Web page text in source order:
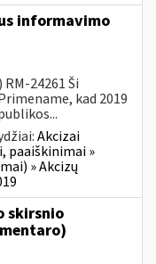
informavimo
RM-24261 Ši
kad 2019
Akcizai
paaiškinimai »
» Akcizų
skirsnio